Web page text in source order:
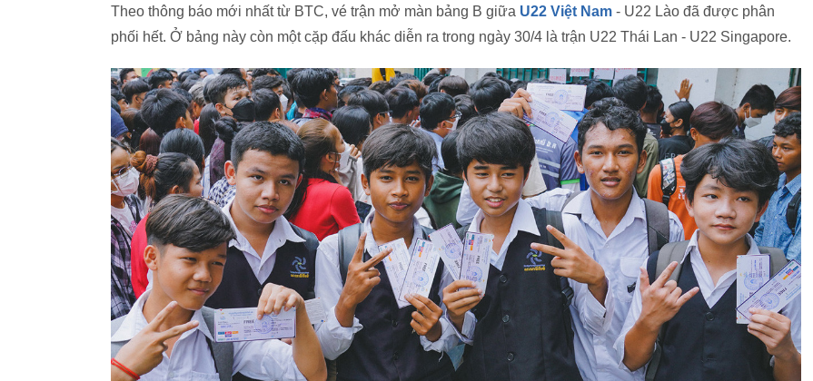
Theo thông báo mới nhất từ BTC, vé trận mở màn bảng B giữa U22 Việt Nam - U22 Lào đã được phân
phối hết. Ở bảng này còn một cặp đấu khác diễn ra trong ngày 30/4 là trận U22 Thái Lan - U22 Singapore.